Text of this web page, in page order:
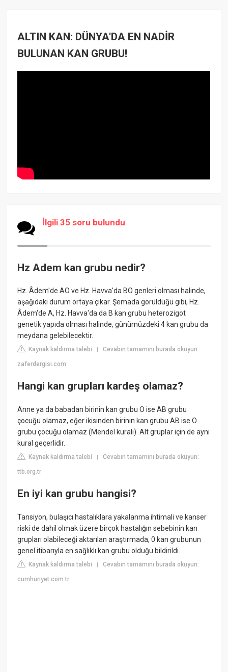
ALTIN KAN: DÜNYA'DA EN NADİR
BULUNAN KAN GRUBU!
İlgili 35 soru bulundu
Hz Adem kan grubu nedir?
Hz. Âdem'de AO ve Hz. Havva'da BO genleri olması halinde,
aşağıdaki durum ortaya çıkar. Şemada görüldüğü gibi, Hz.
Âdem'de A, Hz. Havva'da da B kan grubu heterozigot
genetik yapıda olması halinde, günümüzdeki 4 kan grubu da
meydana gelebilecektir.
Kaynak kaldırma talebi |Cevabın tamamını burada okuyun:
zaferdergisi.com
Hangi kan grupları kardeş olamaz?
Anne ya da babadan birinin kan grubu O ise AB grubu
çocuğu olamaz, eğer ikisinden birinin kan grubu AB ise O
grubu çocuğu olamaz (Mendel kuralı). Alt gruplar için de aynı
kural geçerlidir.
Kaynak kaldırma talebi |Cevabın tamamını burada okuyun:
ttb.org.tr
En iyi kan grubu hangisi?
Tansiyon, bulaşıcı hastalıklara yakalanma ihtimali ve kanser
riski de dahil olmak üzere birçok hastalığın sebebinin kan
grupları olabileceği aktarılan araştırmada, 0 kan grubunun
genel itibarıyla en sağlıklı kan grubu olduğu bildirildi.
Kaynak kaldırma talebi |Cevabın tamamını burada okuyun:
cumhuriyet.com.tr